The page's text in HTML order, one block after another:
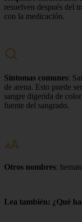
resuelven después del
con la medicación.
Síntomas comunes:
de arena. Esto puede
sangre digerida de
fuente del sangrado.
Otros nombres:
Lea también: ¿Qué